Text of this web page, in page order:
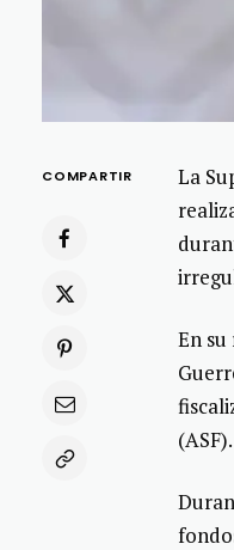
COMPARTIR
La
En
(ASF).